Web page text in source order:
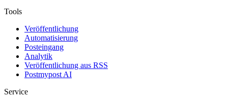
Tools
Veröffentlichung
Automatisierung
Posteingang
Analytik
Veröffentlichung aus RSS
Postmypost AI
Service